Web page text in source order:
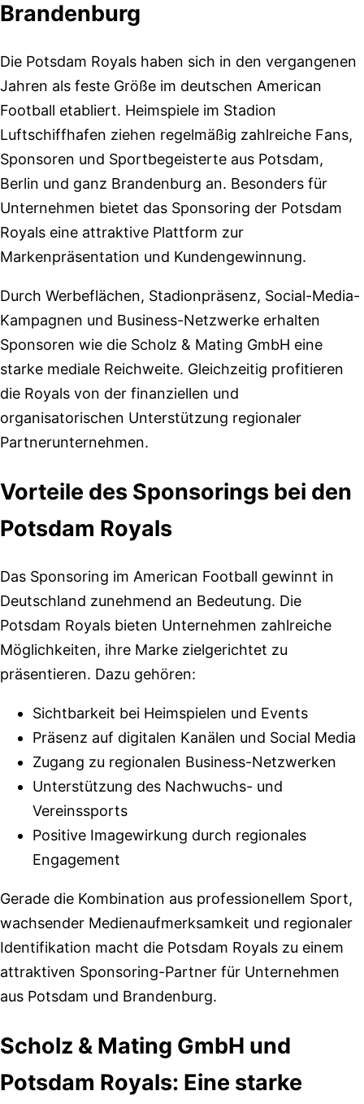
Brandenburg
Die Potsdam Royals haben sich in den vergangenen
Jahren als feste Größe im deutschen American
Football etabliert. Heimspiele im Stadion
Luftschiffhafen ziehen regelmäßig zahlreiche Fans,
Sponsoren und Sportbegeisterte aus Potsdam,
Berlin und ganz Brandenburg an. Besonders für
Unternehmen bietet das Sponsoring der Potsdam
Royals eine attraktive Plattform zur
Markenpräsentation und Kundengewinnung.
Durch Werbeflächen, Stadionpräsenz, Social-Media-
Kampagnen und Business-Netzwerke erhalten
Sponsoren wie die Scholz & Mating GmbH eine
starke mediale Reichweite. Gleichzeitig profitieren
die Royals von der finanziellen und
organisatorischen Unterstützung regionaler
Partnerunternehmen.
Vorteile des Sponsorings bei den
Potsdam Royals
Das Sponsoring im American Football gewinnt in
Deutschland zunehmend an Bedeutung. Die
Potsdam Royals bieten Unternehmen zahlreiche
Möglichkeiten, ihre Marke zielgerichtet zu
präsentieren. Dazu gehören:
Sichtbarkeit bei Heimspielen und Events
Präsenz auf digitalen Kanälen und Social Media
Zugang zu regionalen Business-Netzwerken
Unterstützung des Nachwuchs- und
Vereinssports
Positive Imagewirkung durch regionales
Engagement
Gerade die Kombination aus professionellem Sport,
wachsender Medienaufmerksamkeit und regionaler
Identifikation macht die Potsdam Royals zu einem
attraktiven Sponsoring-Partner für Unternehmen
aus Potsdam und Brandenburg.
Scholz & Mating GmbH und
Potsdam Royals: Eine starke